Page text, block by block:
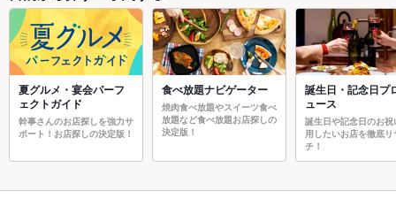
夏グルメ・宴会パーフ
ェクトガイド
幹事さんのお店探しを強力サ
ポート！お店探しの決定版！
食べ放題ナビゲーター
焼肉食べ放題やスイーツ食べ
放題など食べ放題お店探しの
決定版！
誕生日・記念日プ
ュース
誕生日や記念日のお祝
用したいお店を徹底リ
チ！